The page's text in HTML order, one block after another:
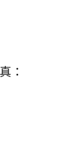
名單
學課程及教學資
啟用新網址
度長期代理教師
度長期代理教師
：